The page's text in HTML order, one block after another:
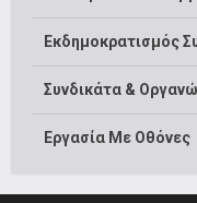
Εκδημοκρατισμός
Συνδικάτα &
Εργασία Με Οθόνες